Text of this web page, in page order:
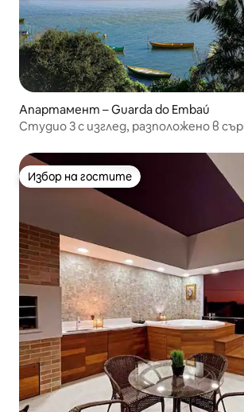
Апартамент – Guarda do Embaú
Студио 3 с изглед, разположено в
Избор на гостите
Избор на гостите